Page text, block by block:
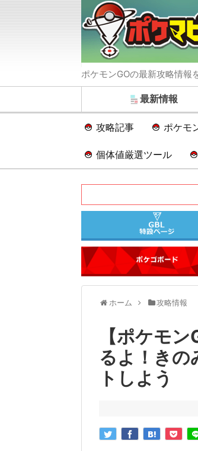
ポケモンGOの最新攻略情報
最新情報
攻略記事 ポケモ
個体値厳選ツール
ホーム 攻略情報
【ポケモ
るよ！きの
トしよう